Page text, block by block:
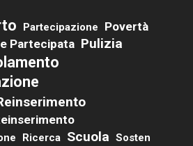
Partecipazione
Povertà
Partecipata Pulizia
Ricerca Scuola Sosten